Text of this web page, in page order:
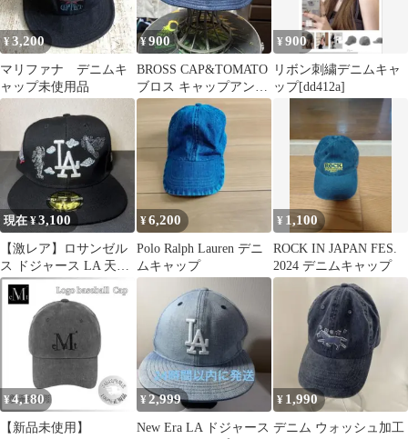
¥3,200
マリファナ デニムキ
ャップ未使用品
¥900
BROSS CAP&TOMATO
ブロス キャップアンド
トマト デニム バケ
¥900
リボン刺繍デニムキャ
ップ[dd412a]
現在 ¥3,100
【激レア】ロサンゼル
ス ドジャース LA 天使
ベースボールキャップ
¥6,200
Polo Ralph Lauren デニ
ムキャップ
¥ 1,100
ROCK IN JAPAN FES.
2024 デニムキャップ
¥4,180
【新品未使用】
¥2,999
New Era LA ドジャース
¥ 1,990
デニム ウォッシュ加工